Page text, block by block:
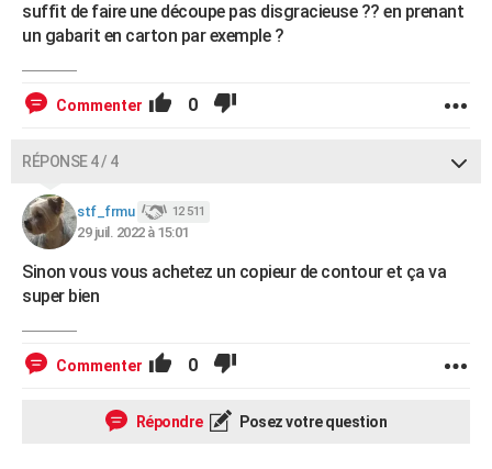
suffit de faire une découpe pas disgracieuse ?? en prenant
un gabarit en carton par exemple ?
Commenter 0
RÉPONSE 4 / 4
stf_frmu 12 511
29 juil. 2022 à 15:01
Sinon vous vous achetez un copieur de contour et ça va
super bien
Commenter 0
Répondre Posez votre question